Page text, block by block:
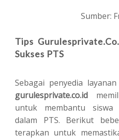
Sumber:
Tips
Sukses PTS
Sebagai penyedia
gurulesprivate.co.id
untuk membantu siswa
dalam PTS. Berikut
terapkan untuk